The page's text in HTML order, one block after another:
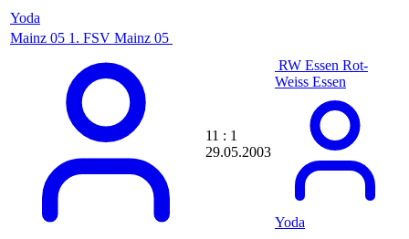
casa0789
Casimson
CaSPeR
CastorTroy
catlaemi
CAVE
cc_ZeZe
CedricNic
ceminay
Ceres
Yoda
Mainz 05 1. FSV Mainz 05
11 : 1
29.05.2003
RW Essen Rot-
Weiss Essen
Yoda